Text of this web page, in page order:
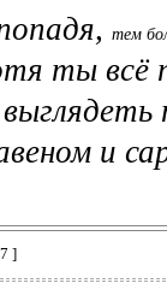
тем
ты всё
и
]